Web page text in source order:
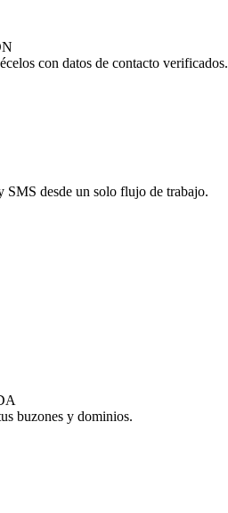
con datos de contacto verificados.
desde un solo flujo de trabajo.
buzones y dominios.